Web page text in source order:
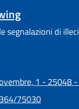
segnalazioni di
1 - 25048
75030